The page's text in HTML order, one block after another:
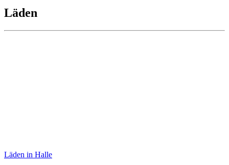
Läden
Läden in Halle